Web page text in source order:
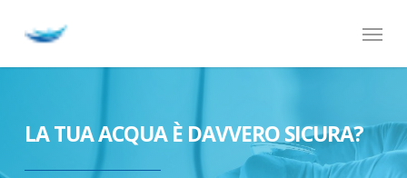
Menu
LA TUA ACQUA È DAVVERO SICURA?